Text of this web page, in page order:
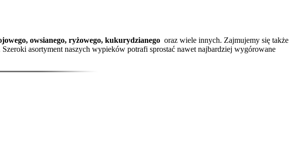
owsianego, ryżowego, kukurydzianego oraz wiele innych. Zajmujemy się także
asortyment naszych wypieków potrafi sprostać nawet najbardziej wygórowane